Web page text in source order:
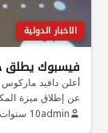
الاخبار الدولية
فيسبوك يطلق
أعلن دافيد
عن إطلاق ميزة
admin10 سنوات مضت